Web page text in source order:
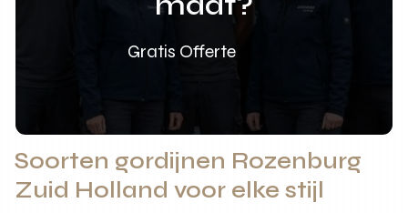
Gratis Offerte
Soorten gordijnen Rozenburg
Zuid Holland voor elke stijl